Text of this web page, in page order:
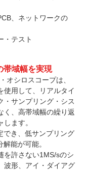
、ネットワークの
・テスト
帯域幅を実現
オシロスコープは、
使用して、リアルタイ
・サンプリング・シス
く、高帯域幅の繰り返
ます。
でき、低サンプリング
能が可能。
を許さない1MS/sのシ
波形、アイ・ダイアグ